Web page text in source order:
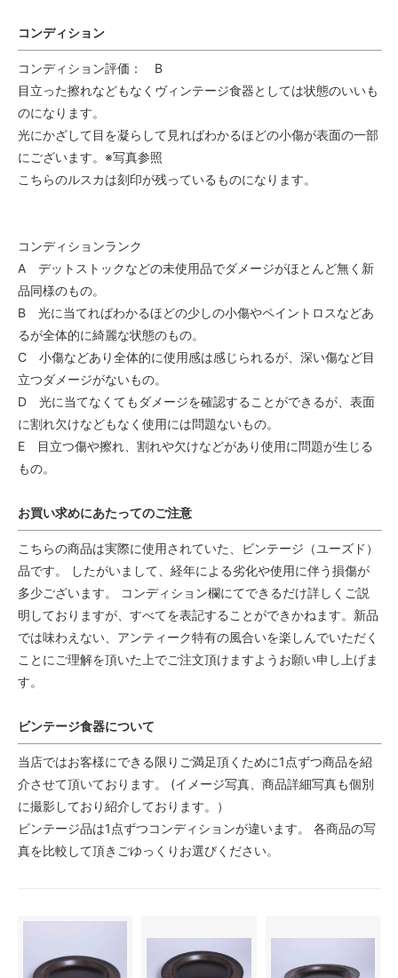
コンディション
コンディション評価： B
目立った擦れなどもなくヴィンテージ食器としては状態のいいも
のになります。
光にかざして目を凝らして見ればわかるほどの小傷が表面の一部
にございます。※写真参照
こちらのルスカは刻印が残っているものになります。
コンディションランク
A デットストックなどの未使用品でダメージがほとんど無く新
品同様のもの。
B 光に当てればわかるほどの少しの小傷やペイントロスなどあ
るが全体的に綺麗な状態のもの。
C 小傷などあり全体的に使用感は感じられるが、深い傷など目
立つダメージがないもの。
D 光に当てなくてもダメージを確認することができるが、表面
に割れ欠けなどもなく使用には問題ないもの。
E 目立つ傷や擦れ、割れや欠けなどがあり使用に問題が生じる
もの。
お買い求めにあたってのご注意
こちらの商品は実際に使用されていた、ビンテージ（ユーズド）
品です。 したがいまして、経年による劣化や使用に伴う損傷が
多少ございます。 コンディション欄にてできるだけ詳しくご説
明しておりますが、すべてを表記することができかねます。新品
では味わえない、アンティーク特有の風合いを楽しんでいただく
ことにご理解を頂いた上でご注文頂けますようお願い申し上げま
す。
ビンテージ食器について
当店ではお客様にできる限りご満足頂くために1点ずつ商品を紹
介させて頂いております。 (イメージ写真、商品詳細写真も個別
に撮影しており紹介しております。）
ビンテージ品は1点ずつコンディションが違います。 各商品の写
真を比較して頂きごゆっくりお選びください。